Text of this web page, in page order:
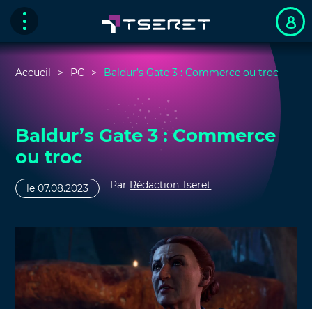
Accueil PC Baldur’s Gate 3 : Commerce ou troc
Baldur’s Gate 3 : Commerce
ou troc
le 07.08.2023 Par Rédaction Tseret